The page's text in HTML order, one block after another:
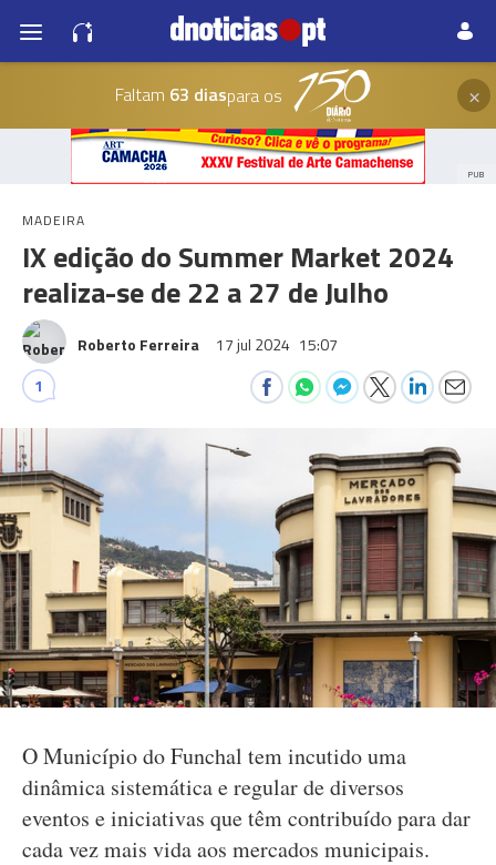
Faltam 63 diaspara os ×
PUB
MADEIRA
IX edição do Summer Market 2024
realiza-se de 22 a 27 de Julho
Roberto Ferreira 17 jul 2024 15:07
1
O Município do Funchal tem incutido uma
dinâmica sistemática e regular de diversos
eventos e iniciativas que têm contribuído para dar
cada vez mais vida aos mercados municipais.